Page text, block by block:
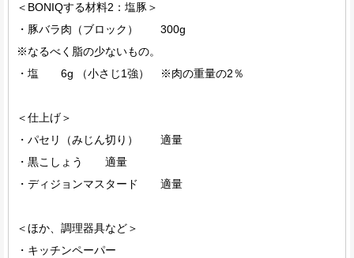
＜BONIQする材料2：塩豚＞
・豚バラ肉（ブロック） 300g
※なるべく脂の少ないもの。
・塩 6g （小さじ1強） ※肉の重量の2％
＜仕上げ＞
・パセリ（みじん切り） 適量
・黒こしょう 適量
・ディジョンマスタード 適量
＜ほか、調理器具など＞
・キッチンペーパー